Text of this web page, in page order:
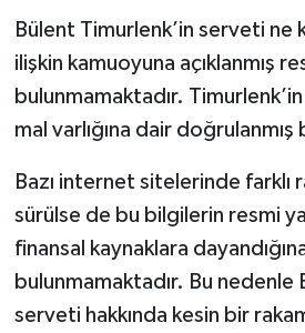
Bülent Timurlenk’in serveti ne
ilişkin kamuoyuna açıklanmış
bulunmamaktadır.
mal varlığına dair
Bazı internet sitelerinde farklı
sürülse de bu bilgilerin resmi
finansal kaynaklara
bulunmamaktadır. Bu nedenle
serveti hakkında kesin bir